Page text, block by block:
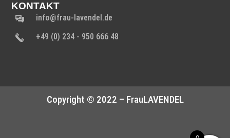
KONTAKT
info@frau-lavendel.de
+49 (0) 234 - 950 666 48
Copyright © 2022 – FrauLAVENDEL